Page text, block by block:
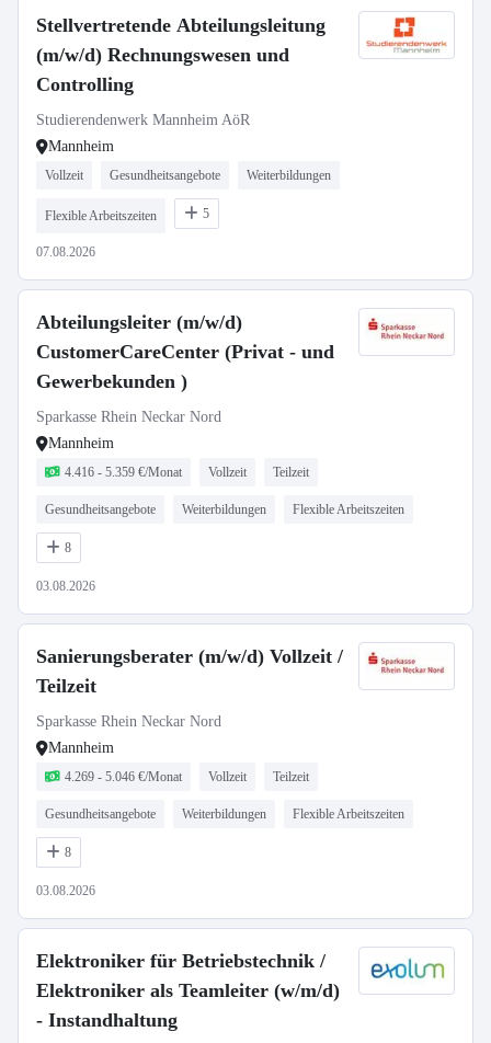
Stellvertretende Abteilungsleitung
(m/w/d) Rechnungswesen und
Controlling
Studierendenwerk Mannheim AöR
Mannheim
Vollzeit Gesundheitsangebote Weiterbildungen
Flexible Arbeitszeiten 5
07.08.2026
Abteilungsleiter (m/w/d)
CustomerCareCenter (Privat - und
Gewerbekunden )
Sparkasse Rhein Neckar Nord
Mannheim
4.416 - 5.359 €/Monat Vollzeit Teilzeit
Gesundheitsangebote Weiterbildungen Flexible Arbeitszeiten
8
03.08.2026
Sanierungsberater (m/w/d) Vollzeit /
Teilzeit
Sparkasse Rhein Neckar Nord
Mannheim
4.269 - 5.046 €/Monat Vollzeit Teilzeit
Gesundheitsangebote Weiterbildungen Flexible Arbeitszeiten
8
03.08.2026
Elektroniker für Betriebstechnik /
Elektroniker als Teamleiter (w/m/d)
- Instandhaltung